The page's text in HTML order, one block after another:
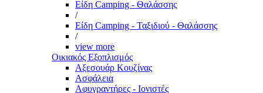
Είδη Camping - Θαλάσσης
/
Είδη Camping - Ταξιδιού - Θαλάσσης
/
view more
Οικιακός Εξοπλισμός
Αξεσουάρ Κουζίνας
Ασφάλεια
Αφυγραντήρες - Ιονιστές